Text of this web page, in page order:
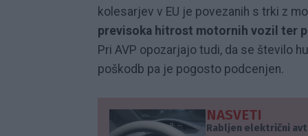
kolesarjev v EU je povezanih s trki z
previsoka hitrost motornih vozil ter
Pri AVP opozarjajo tudi, da se število
poškodb pa je pogosto podcenjen.
NASVETI
Rabljen električni